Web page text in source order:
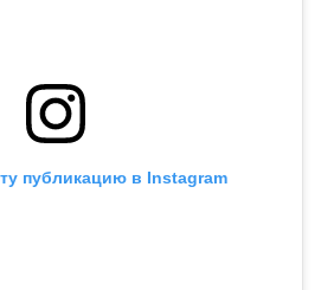
публикацию в Instagram